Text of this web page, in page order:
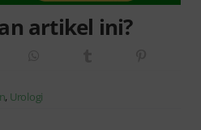
artikel ini?
, Urologi